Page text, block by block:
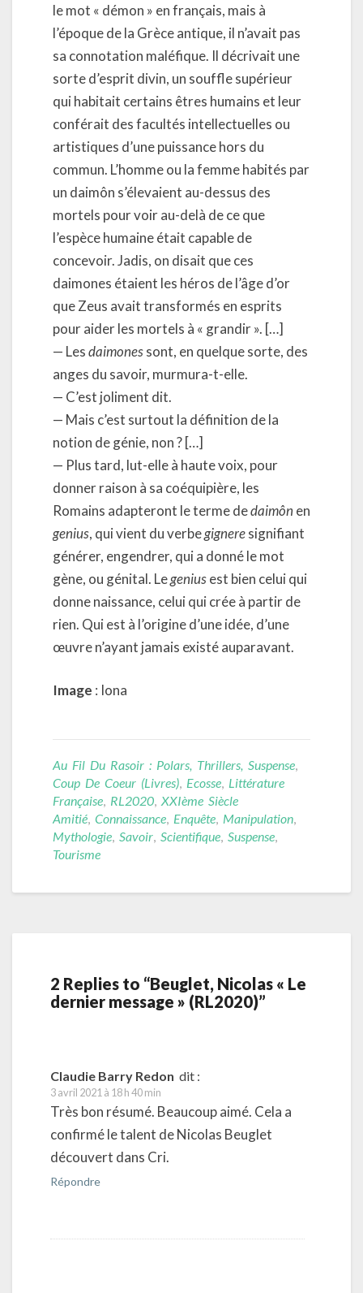
le mot « démon » en français, mais à
l’époque de la Grèce antique, il n’avait pas
sa connotation maléfique. Il décrivait une
sorte d’esprit divin, un souffle supérieur
qui habitait certains êtres humains et leur
conférait des facultés intellectuelles ou
artistiques d’une puissance hors du
commun. L’homme ou la femme habités par
un daimôn s’élevaient au-dessus des
mortels pour voir au-delà de ce que
l’espèce humaine était capable de
concevoir. Jadis, on disait que ces
daimones étaient les héros de l’âge d’or
que Zeus avait transformés en esprits
pour aider les mortels à « grandir ». […]
— Lesdaimonessont, en quelque sorte, des
anges du savoir, murmura-t-elle.
— C’est joliment dit.
— Mais c’est surtout la définition de la
notion de génie, non ? […]
— Plus tard, lut-elle à haute voix, pour
donner raison à sa coéquipière, les
Romains adapteront le terme dedaimôn en
genius, qui vient du verbegigneresignifiant
générer, engendrer, qui a donné le mot
gène, ou génital. Legeniusest bien celui qui
donne naissance, celui qui crée à partir de
rien. Qui est à l’origine d’une idée, d’une
œuvre n’ayant jamais existé auparavant.
Image : Iona
Au Fil Du Rasoir : Polars, Thrillers, Suspense
Coup De Coeur (livres) Ecosse Littérature
Française RL2020 XXIème Siècle
Amitié Connaissance Enquête Manipulation
Mythologie Savoir Scientifique Suspense
Tourisme
2 Replies to “Beuglet, Nicolas « Le
dernier message » (RL2020)”
Claudie Barry Redon dit :
3 avril 2021 à 18 h 40 min
Très bon résumé. Beaucoup aimé. Cela a
confirmé le talent de Nicolas Beuglet
découvert dans Cri.
Répondre